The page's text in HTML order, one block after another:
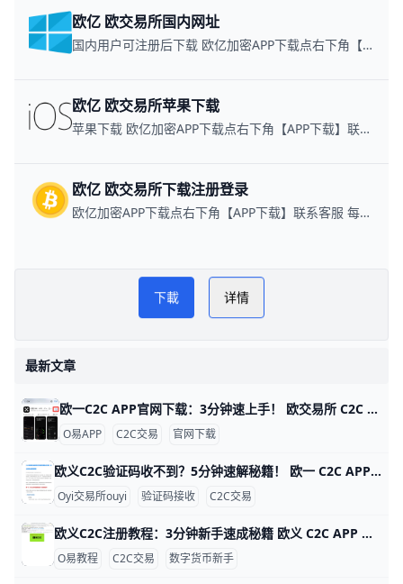
欧亿 欧交易所国内网址
国内用户可注册后下载 欧亿加密APP下载点右下角【APP下载】联系客服 每日更新可用链接
欧亿 欧交易所苹果下载
苹果下载 欧亿加密APP下载点右下角【APP下载】联系客服 每日更新可用链接
欧亿 欧交易所下载注册登录
欧亿加密APP下载点右下角【APP下载】联系客服 每日更新可用链接
欧yi 欧交易所教程PLAY NOW
欧YI
下載 详情
最新文章
欧一C2C APP官网下载：3分钟速上手！ 欧交易所 C2C APP 官网下载指南 鸥易（ouyi）是全球知名的数字货币交易平台，它的 C2C 功能让用户能轻松用人民币买比特币或以太坊。比如，你可以用银行卡直接从认证商家买币，交易只需几分钟，手续费通常在 0.1% 以下，比传统交易所更方便。ddzfj+1
O易APP C2C交易 官网下载
欧义C2C验证码收不到？5分钟速解秘籍！ 欧一 C2C APP 验证码接收问题详解 欧亿（欧yi）C2C APP 是数字货币交易的好帮手，但很多人登录或卖币时收不到验证码。根据用户反馈，约 70% 的问题来自网络信号差，比如高峰期短信延迟 5-10 分钟。别急，这里一步步教你解决，5 分钟就能搞定。
Oyi交易所ouyi 验证码接收 C2C交易
欧义C2C注册教程：3分钟新手速成秘籍 欧义 C2C APP 注册账号超详细教程 大家好！今天我们来聊聊如何在欧义（歐yi）C2C APP上注册账号。Oyi交易所是全球知名的加密货币交易平台，C2C功能让新手能轻松用人民币买USDT等币种。这个教程从零开始，步骤超简单，跟着做3-5分钟就能搞定。udn+2
O易教程 C2C交易 数字货币新手